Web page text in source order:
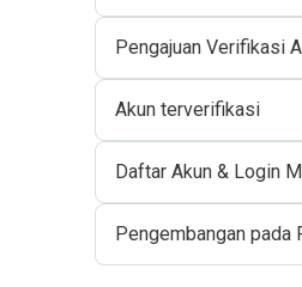
Pengajuan Verifikasi
Akun terverifikasi
Daftar Akun & Login
Pengembangan pada